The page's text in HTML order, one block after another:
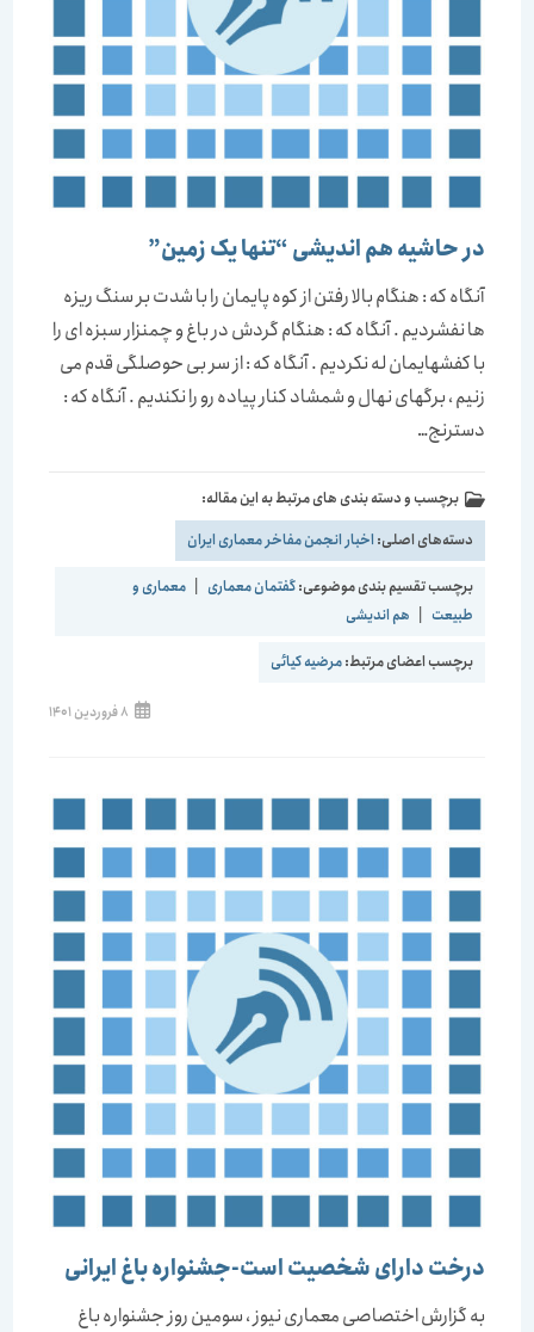
در حاشیه هم اندیشی “تنها یک زمین”
آنگاه که : هنگام بالا رفتن از کوه پایمان را با شدت بر سنگ ریزه
ها نفشردیم . آنگاه که : هنگام گردش در باغ و چمنزار سبزه ای را
با کفشهایمان له نکردیم . آنگاه که : از سر بی حوصلگی قدم می
زنیم ، برگهای نهال و شمشاد کنار پیاده رو را نکندیم . آنگاه که :
دسترنج…
برچسب و دسته بندی های مرتبط به این مقاله:
دسته‌های اصلی:اخبار انجمن مفاخر معماری ایران
برچسب تقسیم بندی موضوعی:گفتمان معماری |
معماری و
طبیعت | هم اندیشی
برچسب اعضای مرتبط:مرضیه کیائی
نوشته
منتشر
8 فروردین 1401
درخت دارای شخصیت است-جشنواره باغ ایرانی
به گزارش اختصاصی معماری نیوز ، سومین روز جشنواره باغ